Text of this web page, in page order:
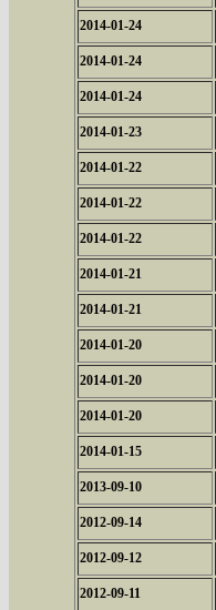
2014-01-24
2014-01-24
2014-01-24
2014-01-23
2014-01-22
2014-01-22
2014-01-22
2014-01-21
2014-01-21
2014-01-20
2014-01-20
2014-01-20
2014-01-15
2013-09-10
2012-09-14
2012-09-12
2012-09-11